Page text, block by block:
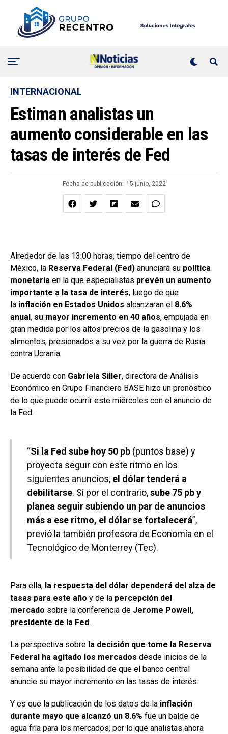
INTERNACIONAL
Estiman analistas un
aumento considerable en las
tasas de interés de Fed
Fecha de publicación: 15 junio, 2022
Alrededor de las 13:00 horas, tiempo del centro de
México, la Reserva Federal (Fed) anunciará su política
monetaria en la que especialistas prevén un aumento
importante a la tasa de interés, luego de que
la inflación en Estados Unidos alcanzaran el 8.6%
anual , su mayor incremento en 40 años, empujada en
gran medida por los altos precios de la gasolina y los
alimentos, presionados a su vez por la guerra de Rusia
contra Ucrania.
De acuerdo con Gabriela Siller, directora de Análisis
Económico en Grupo Financiero BASE hizo un pronóstico
de lo que puede ocurrir este miércoles con el anuncio de
la Fed.
“Si la Fed sube hoy 50 pb (puntos base) y
proyecta seguir con este ritmo en los
siguientes anuncios, el dólar tenderá a
debilitarse. Si por el contrario,sube 75 pb y
planea seguir subiendo un par de anuncios
más a ese ritmo, el dólar se fortalecerá”,
previó la también profesora de Economía en el
Tecnológico de Monterrey (Tec).
Para ella, la respuesta del dólar dependerá del alza de
tasas para este año y de la percepción del
mercado sobre la conferencia de Jerome Powell,
presidente de la Fed.
La perspectiva sobre la decisión que tome la Reserva
Federal ha agitado los mercados desde inicios de la
semana ante la posibilidad de que el banco central
anuncie su mayor incremento en las tasas de interés.
Y es que la publicación de los datos de la inflación
durante mayo que alcanzó un 8.6% fue un balde de
agua fría para los mercados, por lo que analistas ahora